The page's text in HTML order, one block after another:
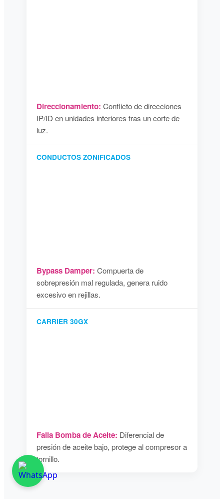
Direccionamiento: Conflicto de direcciones
IP/ID en unidades interiores tras un corte de
luz.
CONDUCTOS ZONIFICADOS
Bypass Damper: Compuerta de
sobrepresión mal regulada, genera ruido
excesivo en rejillas.
CARRIER 30GX
Falla Bomba de Aceite: Diferencial de
presión de aceite bajo, protege al compresor a
tornillo.